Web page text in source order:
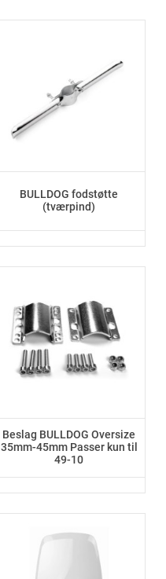
BULLDOG fodstøtte
(tværpind)
Beslag BULLDOG Oversize
35mm-45mm Passer kun til
49-10